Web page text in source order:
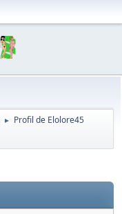
► Profil de Elolore45